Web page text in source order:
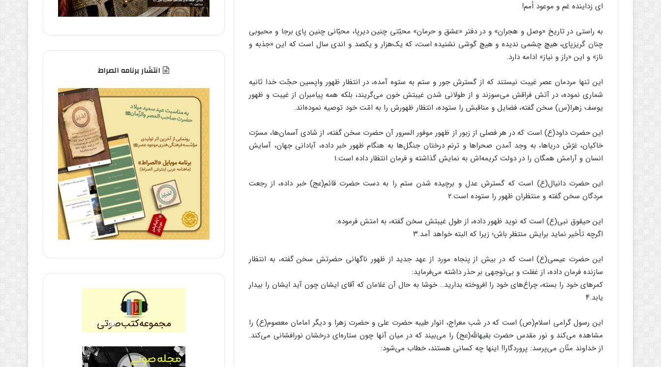
ای زداینده غم و موعود اُمم!
به راستی در تاریخ «وصل و هجران» و در دفتر «عشق و حرمان» محبّتی چنین دیرپا، محبّانی چنین پای برجا و محبوبی
چنان گریزپای، هیچ چشمی ندیده و هیچ گوشی نشنیده است، که یک‌هزار و یکصد و اندی سال است که این «جذبه و
ناز» و این «راز و نیاز» ادامه دارد.
این تنها مردمان عصر غیبت نیستند که از گسترش جور و ستم به ستوه آمده، در انتظار ظهور واپسین حجّت خدا ثانیه
شماری نموده، در آتش فراقش می‌سوزند و از طولانی شدن غیبتش خون می‌گریند، بلکه همه پیامبران از غیبت و ظهور
یوسف زهرا(س) سخن گفته، فضایل و مناقبش را ستوده، انتظار ظهورش را به امّت خود توصیه نموده‌اند.
این حضرت داود(ع) است که در هر فصلی از زبور از ظهور موفور السرور آن حضرت سخن گفته، از شادی آسمان‌ها، مسرّت
خاکیان، غرّش دریاها، به وجد آمدن صحراها و ترنم درختان جنگل‌ها به هنگام ظهور خبر داده، آبادانی جهان، آسایش
انسان و آرامش همگان را در دولت کریمه‌اش به نمایش گذاشته و فرمان انتظار داده است.۱
این حضرت دانیال(ع) است که گسترش عدل و برچیده شدن ستم را به دست حضرت قائم(عج) خبر داده، از رجعت
مردگان سخن گفته و منتظران ظهور را ستوده است.۲
این حیقوق نبی(ع) است که نوید ظهور داده، از طول غیبتش سخن گفته، به امتش فرموده:
اگرچه تأخیر نماید برایش منتظر باش؛ زیرا که البته خواهد آمد.۳
این حضرت عیسی(ع) است که در بیش از پنجاه مورد از عهد جدید از ظهور ناگهانی حضرتش سخن گفته، به انتظار
سازنده فرمان داده، از غفلت و بی‌توجهی بر حذر داشته می‌فرماید:
کمرهای خود را بسته، چراغ‌های خود را افروخته بدارید… خوشا به حال آن غلامان که آقای ایشان چون آید ایشان را بیدار
یابد.۴
این رسول گرامی اسلام(ص) است که در شب معراج، انوار طیبه حضرت علی و حضرت زهرا و دیگر امامان معصوم(ع) را
مشاهده می‌کند و نور مقدس حضرت بقیهالله(عج) را می‌بیند که در میان آنها چون ستاره‌ای درخشان نورافشانی می‌کند.
از خداوند منّان می‌پرسد: پروردگارا! اینها چه کسانی هستند، خطاب می‌شود:
انتشار برنامه الصراط